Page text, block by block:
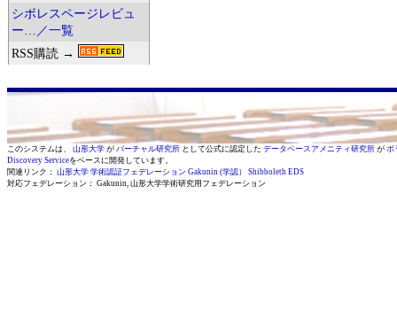
シボレスページレビュ
ー…／一覧
RSS購読 →
このシステムは、 山形大学 が バーチャル研究所 として公式に認定した データベースアメニティ研究所 が ボ
Discovery Serviceをベースに開発しています。
関連リンク： 山形大学 学術認証フェデレーション Gakunin (学認）
Shibboleth EDS
対応フェデレーション： Gakunin, 山形大学学術研究用フェデレーション